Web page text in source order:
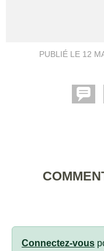
PUBLIÉ LE 12
Connectez-vous